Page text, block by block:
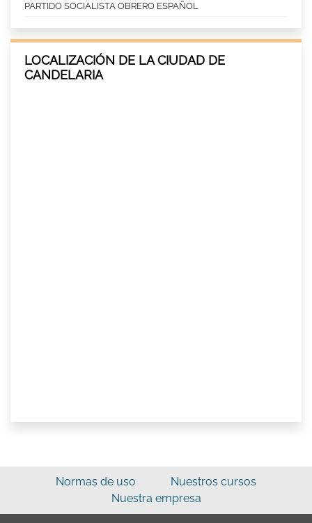
PARTIDO SOCIALISTA OBRERO ESPAÑOL
LOCALIZACIÓN DE LA CIUDAD DE
CANDELARIA
Normas de uso
Nuestros cursos
Nuestra empresa